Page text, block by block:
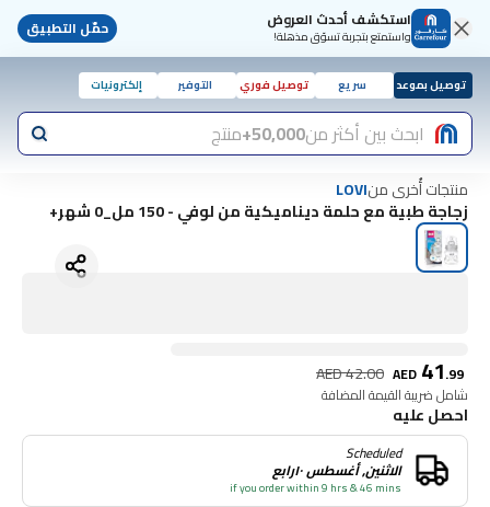
استكشف أحدث العروض
واستمتع بتجربة تسوّق مذهلة! حمّل التطبيق
توصيل بموعد سريع توصيل فوري التوفير إلكترونيات
ابحث بين أكثر من50,000+ منتج
منتجات أُخرى منLOVI
زجاجة طبية مع حلمة ديناميكية من لوفي - 150 مل_0 شهر+
AED 41.99
AED42.00
شامل ضريبة القيمة المضافة
احصل عليه
Scheduled
الاثنين, أغسطس ١٠رابع
if you order within 9 hrs & 46 mins